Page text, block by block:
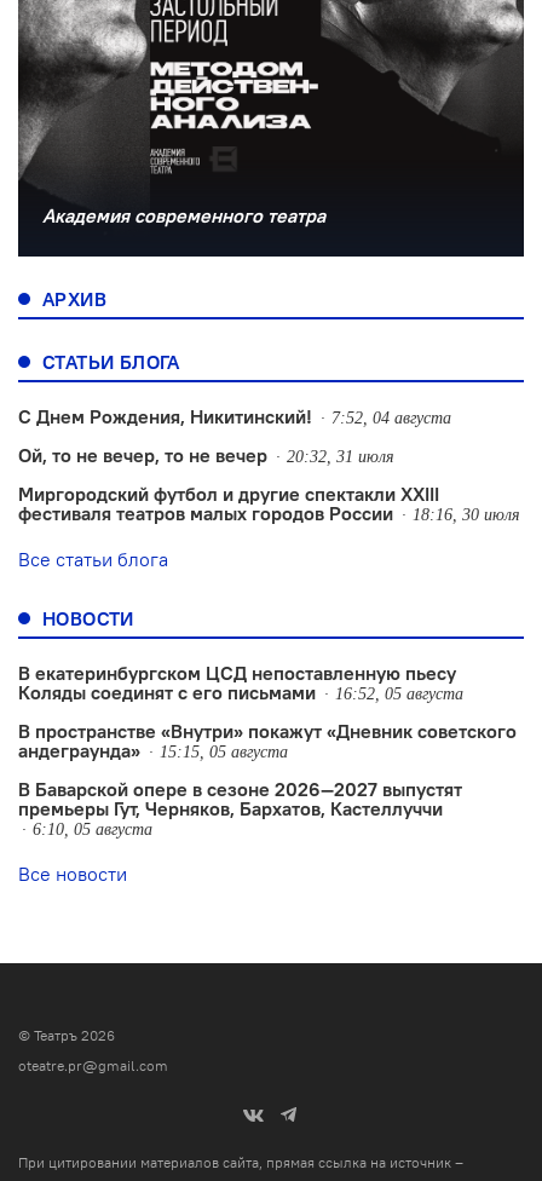
Академия современного театра
АРХИВ
СТАТЬИ БЛОГА
С Днем Рождения, Никитинский! 7:52, 04 августа
Ой, то не вечер, то не вечер 20:32, 31 июля
Миргородский футбол и другие спектакли XXIII
фестиваля театров малых городов России
18:16, 30 июля
Все статьи блога
НОВОСТИ
В екатеринбургском ЦСД непоставленную пьесу
Коляды соединят с его письмами
16:52, 05 августа
В пространстве «Внутри» покажут «Дневник советского
андеграунда»
15:15, 05 августа
В Баварской опере в сезоне 2026—2027 выпустят
премьеры Гут, Черняков, Бархатов, Кастеллуччи
6:10, 05 августа
Все новости
© Театръ 2026
oteatre.pr@gmail.com
При цитировании материалов сайта, прямая ссылка на источник –